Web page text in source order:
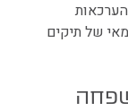
של תיקים